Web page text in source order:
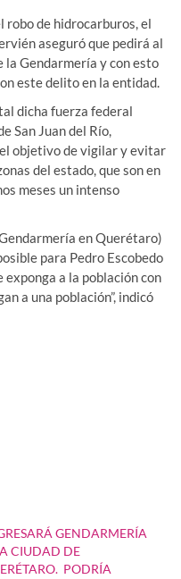
robo de hidrocarburos, el
aseguró que pedirá al
la Gendarmería y con esto
este delito en la entidad.
dicha fuerza federal
San Juan del Río,
objetivo de vigilar y evitar
del estado, que son en
meses un intenso
en Querétaro)
para Pedro Escobedo
a la población con
a una población”, indicó
GENDARMERÍA
CIUDAD DE
PODRÍA